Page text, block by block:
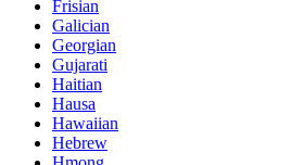
Frisian
Galician
Georgian
Gujarati
Haitian
Hausa
Hawaiian
Hebrew